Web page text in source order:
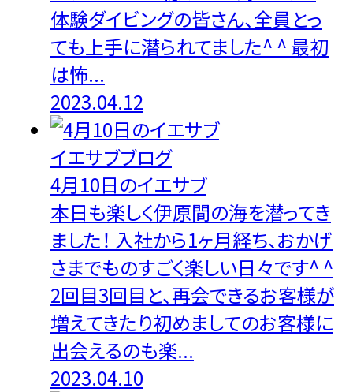
体験ダイビングの皆さん、全員とっ
ても上手に潜られてました^ ^ 最初
は怖...
2023.04.12
イエサブブログ
4月10日のイエサブ
本日も楽しく伊原間の海を潜ってき
ました！ 入社から1ヶ月経ち、おかげ
さまでものすごく楽しい日々です^ ^
2回目3回目と、再会できるお客様が
増えてきたり初めましてのお客様に
出会えるのも楽...
2023.04.10